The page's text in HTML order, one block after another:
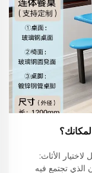
الأثاث:
تجتمع فيه